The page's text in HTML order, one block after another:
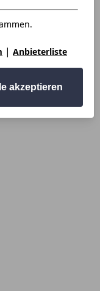
| Anbieterliste
akzeptieren